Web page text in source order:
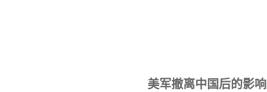
美军撤离中国后的影响